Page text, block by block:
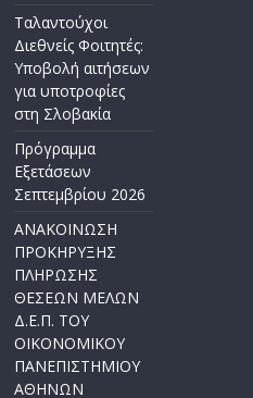
Ταλαντούχοι
Διεθνείς Φοιτητές:
Υποβολή αιτήσεων
για υποτροφίες
στη Σλοβακία
Πρόγραμμα
Εξετάσεων
Σεπτεμβρίου 2026
ΑΝΑΚΟΙΝΩΣΗ
ΠΡΟΚΗΡΥΞΗΣ
ΠΛΗΡΩΣΗΣ
ΘΕΣΕΩΝ ΜΕΛΩΝ
Δ.Ε.Π. ΤΟΥ
ΟΙΚΟΝΟΜΙΚΟΥ
ΠΑΝΕΠΙΣΤΗΜΙΟΥ
ΑΘΗΝΩΝ